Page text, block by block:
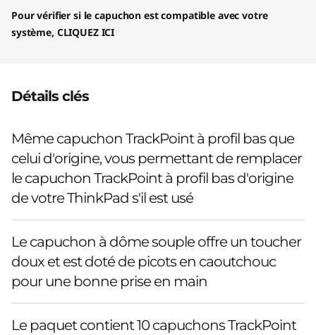
Pour vérifier si le capuchon est compatible avec votre
système, CLIQUEZ ICI
Détails clés
Même capuchon TrackPoint à profil bas que
celui d'origine, vous permettant de remplacer
le capuchon TrackPoint à profil bas d'origine
de votre ThinkPad s'il est usé
Le capuchon à dôme souple offre un toucher
doux et est doté de picots en caoutchouc
pour une bonne prise en main
Le paquet contient 10 capuchons TrackPoint